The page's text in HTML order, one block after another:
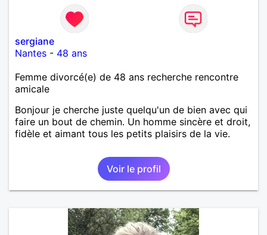
sergiane
Nantes - 48 ans
Femme divorcé(e) de 48 ans recherche rencontre
amicale
Bonjour je cherche juste quelqu'un de bien avec qui
faire un bout de chemin. Un homme sincère et droit,
fidèle et aimant tous les petits plaisirs de la vie.
Voir le profil